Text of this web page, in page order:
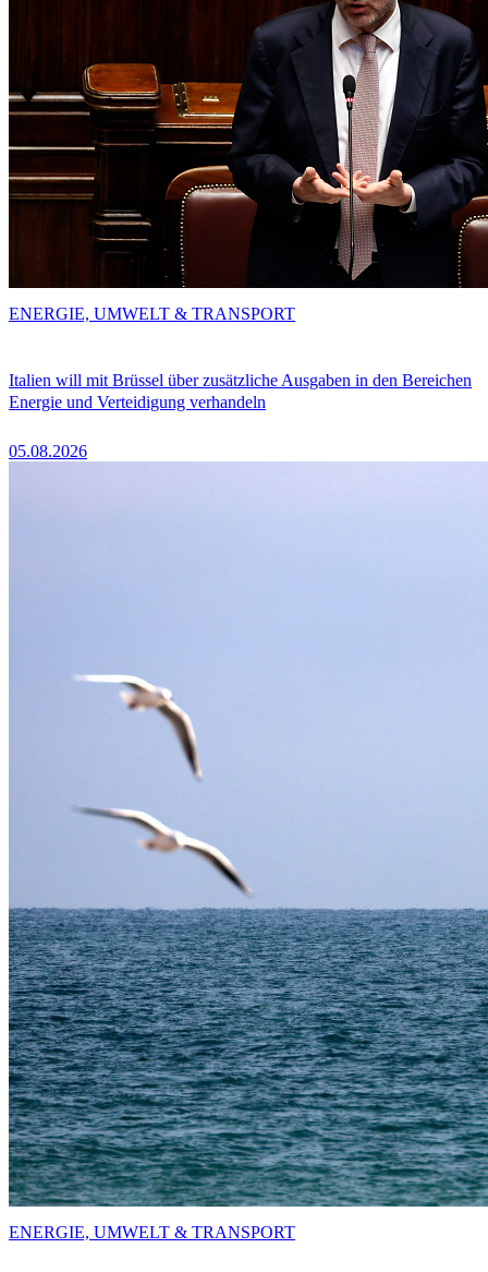
Italien will mit Brüssel über zusätzliche Ausgaben in den Bereichen
Energie und Verteidigung verhandeln
05.08.2026
ENERGIE, UMWELT & TRANSPORT
ENERGIE, UMWELT & TRANSPORT